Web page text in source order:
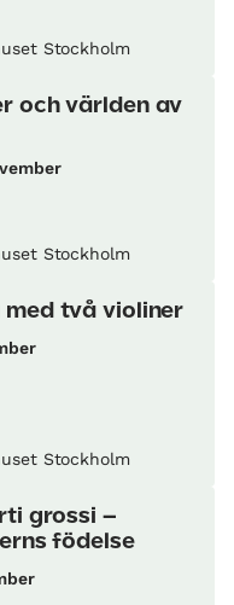
Stockholm
och världen av
Stockholm
med två violiner
Stockholm
grossi –
födelse